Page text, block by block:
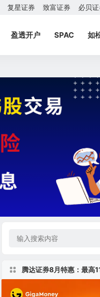
复星证券 致富证券 必贝
盈透开户 SPAC 如
腾达证券8月特惠：最高